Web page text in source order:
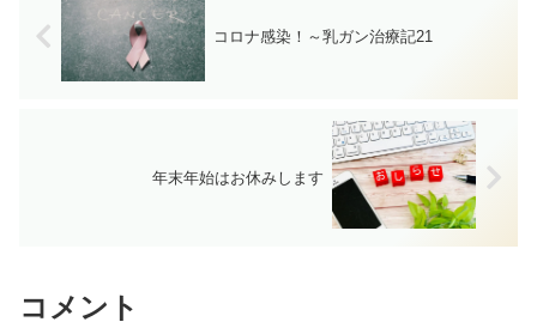
コロナ感染！～乳ガン治療記21
年末年始はお休みします
コメント